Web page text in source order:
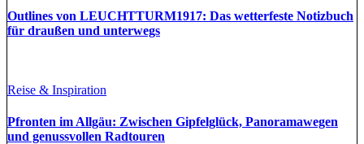
Outlines von LEUCHTTURM1917: Das wetterfeste Notizbuch
für draußen und unterwegs
Reise & Inspiration
Pfronten im Allgäu: Zwischen Gipfelglück, Panoramawegen
und genussvollen Radtouren